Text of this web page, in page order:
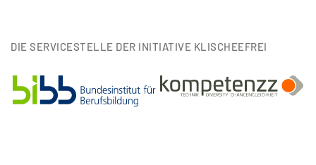
DIE SERVICESTELLE DER INITIATIVE KLISCHEEFREI